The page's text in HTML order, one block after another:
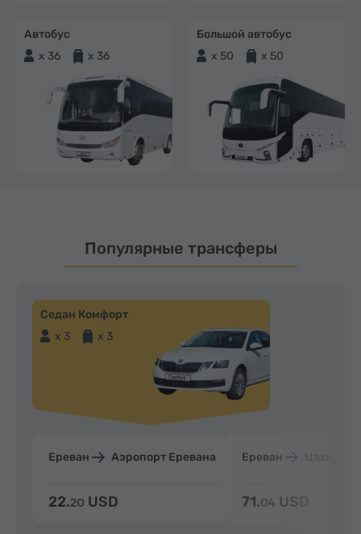
Автобус
x 36
x 36
Большой автобус
x 50
x 50
Популярные трансферы
Седан Комфорт
x 3
x 3
Ереван Аэропорт Еревана
22.20 USD
Ереван
71.04 USD